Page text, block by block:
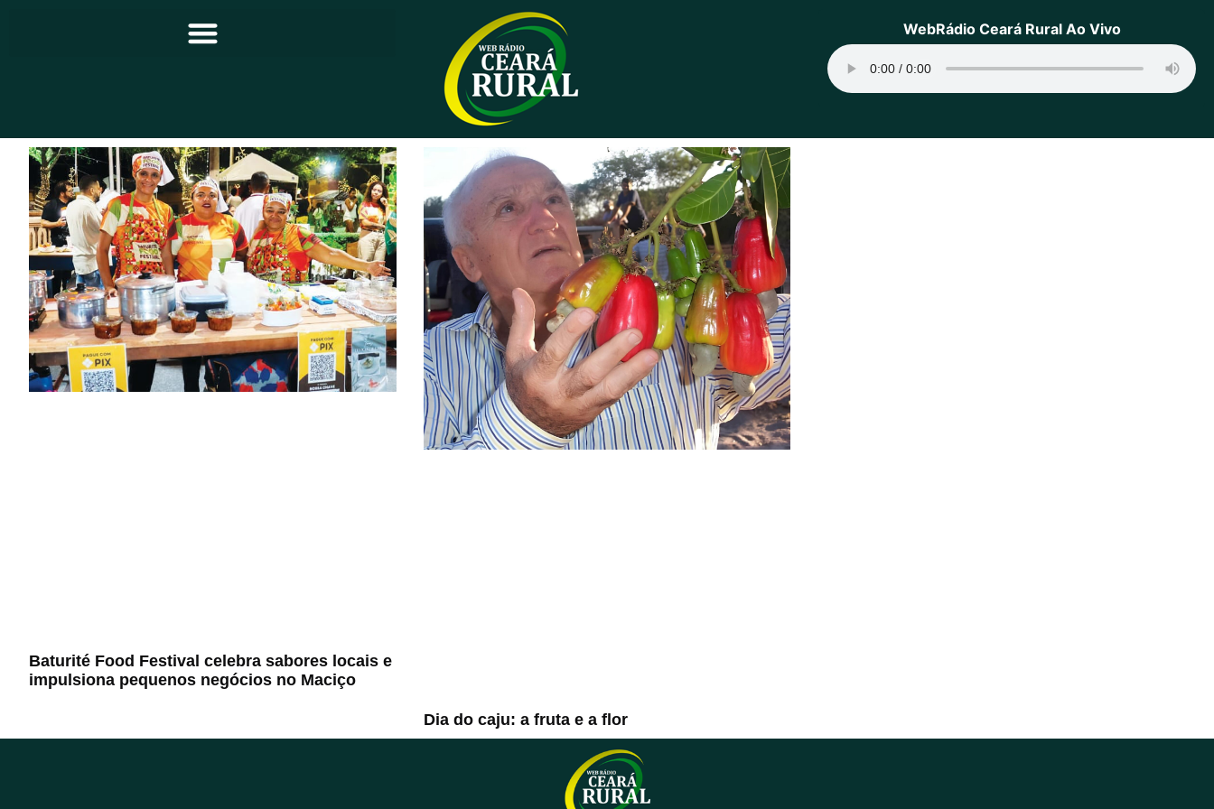
Principal
Notícias
Programação
Equipe
Contato
Sobre
WebRádio Ceará Rural Ao Vivo
Baturité Food Festival celebra sabores locais e
impulsiona pequenos negócios no Maciço
Dia do caju: a fruta e a flor